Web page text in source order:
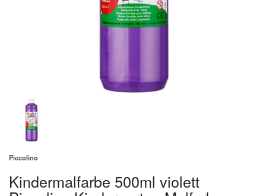
Piccolino
Kindermalfarbe 500ml violett